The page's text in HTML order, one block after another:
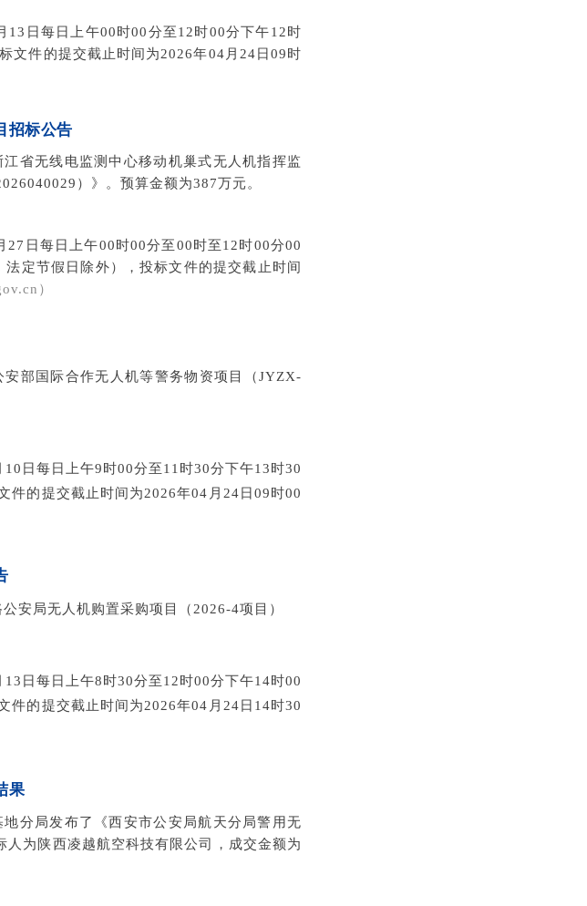
日每日上午00时00分至12时00分下午12时
文件的提交截止时间为2026年04月24日09时
招标公告
省无线电监测中心移动机巢式无人机指挥监
）》。预算金额为387万元。
日每日上午00时00分至00时至12时00分00
定节假日除外），投标文件的提交截止时间
）
部国际合作无人机等警务物资项目（JYZX-
日每日上午9时00分至11时30分下午13时30
件的提交截止时间为2026年04月24日09时00
安局无人机购置采购项目（2026-4项目）
日每日上午8时30分至12时00分下午14时00
件的提交截止时间为2026年04月24日14时30
果
分局发布了《西安市公安局航天分局警用无
为陕西凌越航空科技有限公司，成交金额为